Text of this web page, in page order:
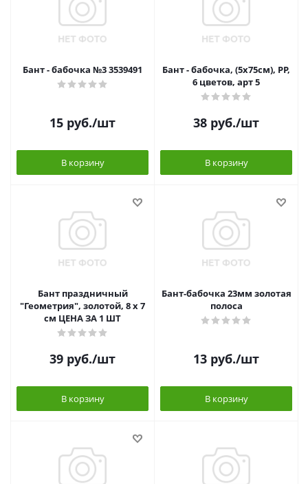
Бант - бабочка №3 3539491
15 руб./шт
В корзину
Бант - бабочка, (5x75см), PP,
6 цветов, арт 5
38 руб./шт
В корзину
Бант праздничный
"Геометрия", золотой, 8 х 7
см ЦЕНА ЗА 1 ШТ
39 руб./шт
В корзину
Бант-бабочка 23мм золотая
полоса
13 руб./шт
В корзину